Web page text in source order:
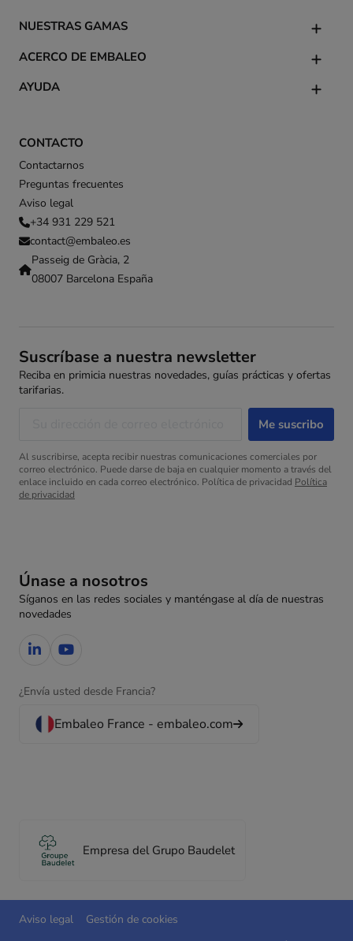
CONTACTO
Contactarnos
Preguntas frecuentes
Aviso legal
+34 931 229 521
contact@embaleo.es
Passeig de Gràcia, 2
08007 Barcelona España
NUESTRAS GAMAS
ACERCO DE EMBALEO
AYUDA
Únase a nosotros
Síganos en las redes sociales y manténgase al día de nuestras
novedades
¿Envía usted desde Francia?
Embaleo France - embaleo.com
Empresa del Grupo Baudelet
Suscríbase a nuestra newsletter
Reciba en primicia nuestras novedades, guías prácticas y ofertas
tarifarias.
Al suscribirse, acepta recibir nuestras comunicaciones comerciales por
correo electrónico. Puede darse de baja en cualquier momento a través del
enlace incluido en cada correo electrónico. Política de privacidad Política
de privacidad
Aviso legal
Gestión de cookies